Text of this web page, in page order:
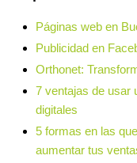
Páginas web en
Publicidad en
Orthonet:
7 ventajas de usar
digitales
5 formas en las
aumentar tus